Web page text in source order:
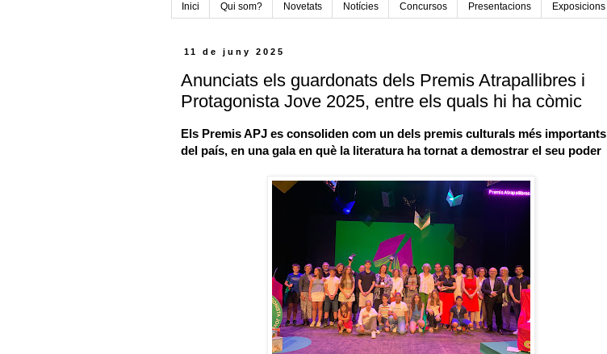
Inici Qui som? Novetats Notícies Concursos Presentacions Exposicions
11 de juny 2025
Anunciats els guardonats dels Premis Atrapallibres i
Protagonista Jove 2025, entre els quals hi ha còmic
Els Premis APJ es consoliden com un dels premis culturals més importants
del país, en una gala en què la literatura ha tornat a demostrar el seu poder